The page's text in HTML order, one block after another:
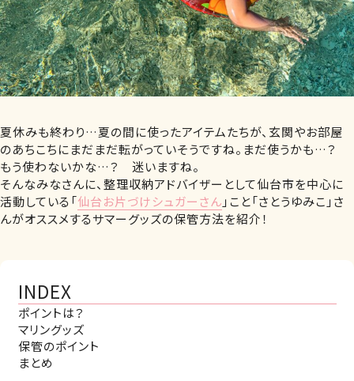
夏休みも終わり…夏の間に使ったアイテムたちが、玄関やお部屋
のあちこちにまだまだ転がっていそうですね。まだ使うかも…？
もう使わないかな…？ 迷いますね。
そんなみなさんに、整理収納アドバイザーとして仙台市を中心に
活動している「仙台お片づけシュガーさん 」こと「さとうゆみこ」さ
んがオススメするサマーグッズの保管方法を紹介！
INDEX
ポイントは？
マリングッズ
保管のポイント
まとめ